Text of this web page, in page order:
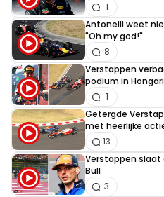
1
Antonelli weet
"Oh my god!"
8
Verstappen
podium in
1
Getergde
met heerlijke
13
Verstappen slaat
Bull
3